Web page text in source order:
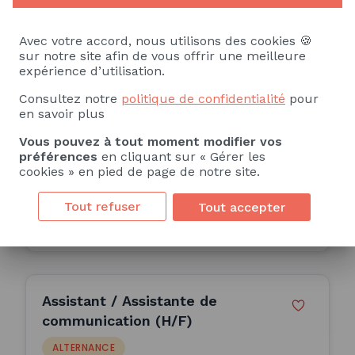
Solidarité (H/F)
ALTERNANCE
Secours populaire français du Haut-Rhin
Colmar (68)
12 Mois
Consulter l'offre
Assistant / Assistante de
communication (H/F)
ALTERNANCE
Avec votre accord, nous utilisons des cookies 🍪
sur notre site afin de vous offrir une meilleure
expérience d’utilisation.
Consultez notre politique de confidentialité pour
en savoir plus
Vous pouvez à tout moment modifier vos
préférences en cliquant sur « Gérer les
cookies » en pied de page de notre site.
Tout refuser Tout accepter